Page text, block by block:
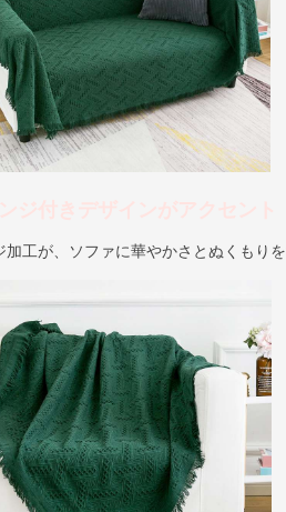
工が、ソファに華やかさとぬくもり